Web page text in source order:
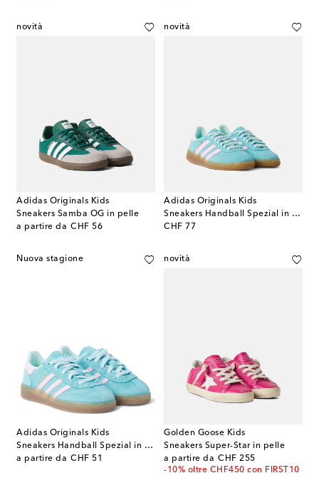
novità
Adidas Originals Kids
Sneakers Samba OG in pelle
a partire da CHF 56
original price
novità
Adidas Originals Kids
Sneakers Handball Spezial in suede
CHF 77
original price
Nuova stagione
Adidas Originals Kids
Sneakers Handball Spezial in suede
a partire da CHF 51
original price
novità
Golden Goose Kids
Sneakers Super-Star in pelle
a partire da CHF 255
original price
-10% oltre CHF450 con FIRST10